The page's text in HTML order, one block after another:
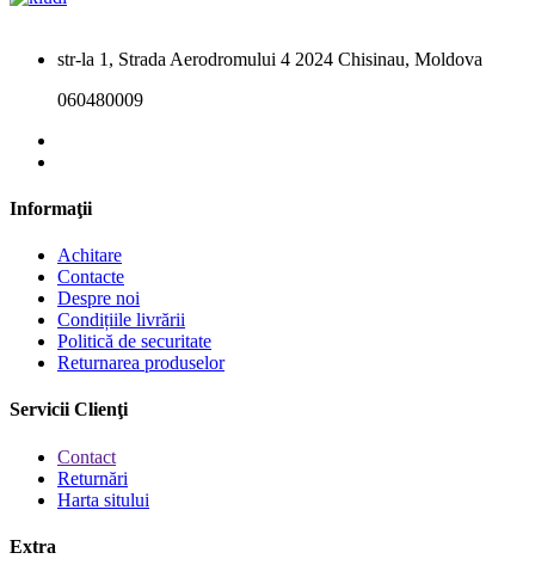
str-la 1, Strada Aerodromului 4 2024 Chisinau, Moldova
060480009
Informaţii
Achitare
Contacte
Despre noi
Condițiile livrării
Politică de securitate
Returnarea produselor
Servicii Clienţi
Contact
Returnări
Harta sitului
Extra